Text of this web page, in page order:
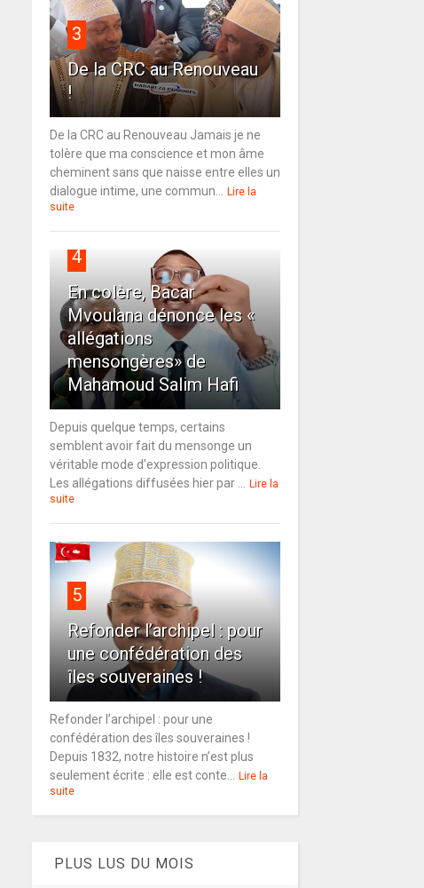
3
De la CRC au Renouveau
!
De la CRC au Renouveau Jamais je ne
tolère que ma conscience et mon âme
cheminent sans que naisse entre elles un
dialogue intime, une commun...
Lire la
suite
4
En colère, Bacar
Mvoulana dénonce les «
allégations
mensongères» de
Mahamoud Salim Hafi
Depuis quelque temps, certains
semblent avoir fait du mensonge un
véritable mode d’expression politique.
Les allégations diffusées hier par ...
Lire la
suite
5
Refonder l’archipel : pour
une confédération des
îles souveraines !
Refonder l’archipel : pour une
confédération des îles souveraines !
Depuis 1832, notre histoire n’est plus
seulement écrite : elle est conte...
Lire la
suite
PLUS LUS DU MOIS